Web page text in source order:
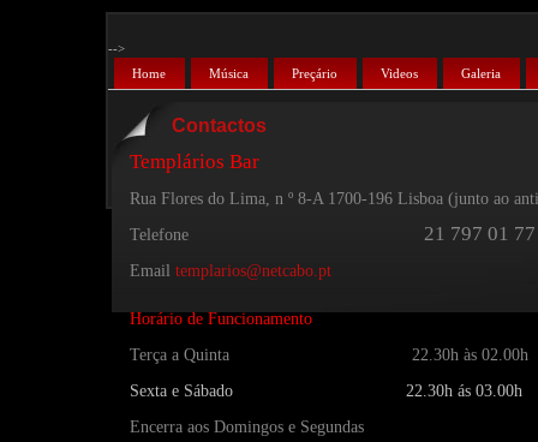
-->
Home
Música Preçário Videos Galeria
Contactos
Templários Bar
Rua Flores do Lima, n º 8-A 1700-196 Lisboa (junto ao
Telefone 21 797 01 77
Email templarios@netcabo.pt
Horário de Funcionamento
Terça a Quinta 22.30h às 02.00h
Sexta e Sábado 22.30h ás 03.00h
Encerra aos Domingos e Segundas